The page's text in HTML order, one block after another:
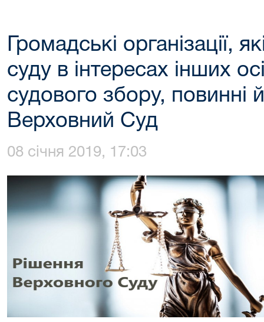
Громадські організації,
суду в інтересах інших
судового збору, повинні
Верховний Суд
08 січня 2019, 17:03